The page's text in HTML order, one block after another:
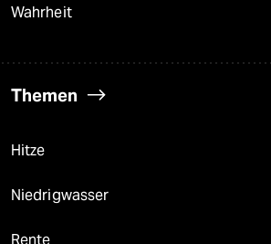
Wahrheit
Themen
Hitze
Niedrigwasser
Rente